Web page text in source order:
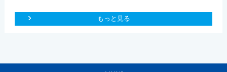
もっと見る